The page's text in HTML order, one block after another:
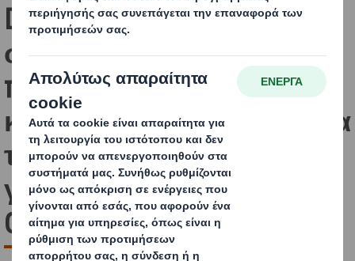
DS Smith: Ανάπτυξη
συσκευασίας
περιορισμένης
καλοκαιρινής έκδοσης για
το λικέρ μαστίχας Skinos
για την Optimal Supply
Chain